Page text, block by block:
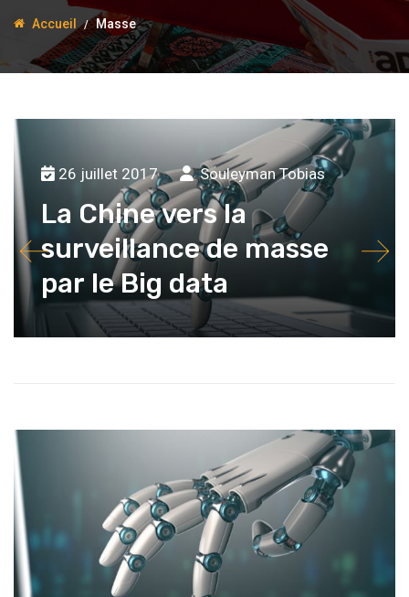
Accueil Masse
26 juillet 2017 Souleyman Tobias
La Chine vers la
surveillance de masse
par le Big data